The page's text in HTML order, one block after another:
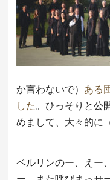
か言わないで） ある
した 。ひっそりと公
めまして、大々的に
ベルリンのー、えー